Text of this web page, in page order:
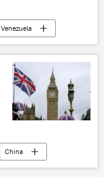
Venezuela
China